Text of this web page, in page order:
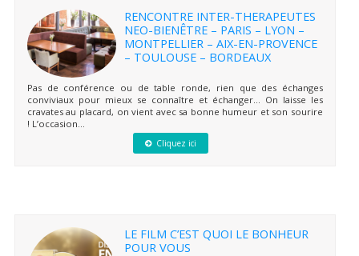
RENCONTRE INTER-THERAPEUTES
NEO-BIENÊTRE – PARIS – LYON –
MONTPELLIER – AIX-EN-PROVENCE
– TOULOUSE – BORDEAUX
Pas de conférence ou de table ronde, rien que des échanges
conviviaux pour mieux se connaître et échanger… On laisse les
cravates au placard, on vient avec sa bonne humeur et son sourire
! L’occasion...
Cliquez ici
LE FILM C’EST QUOI LE BONHEUR
POUR VOUS